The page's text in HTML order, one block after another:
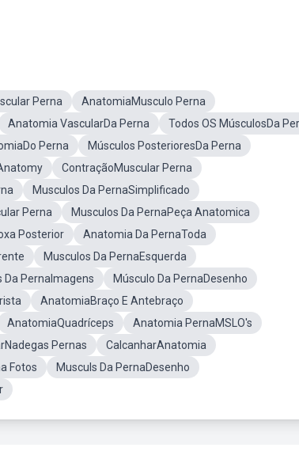
Perna
AnatomiaMusculo Perna
Anatomia VascularDa Perna
Todos OS MúsculosDa
Perna
Músculos PosterioresDa Perna
ContraçãoMuscular Perna
Musculos Da PernaSimplificado
Perna
Musculos Da PernaPeça Anatomica
Posterior
Anatomia Da PernaToda
Musculos Da PernaEsquerda
Da PernaImagens
Músculo Da PernaDesenho
AnatomiaBraço E Antebraço
AnatomiaQuadríceps
Anatomia PernaMSLO's
Pernas
CalcanharAnatomia
Fotos
Musculs Da PernaDesenho